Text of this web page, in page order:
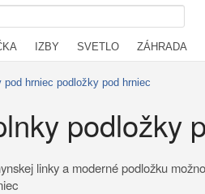
IZBY SVETLO ZÁHRADA
hrniec podložky pod hrniec
podložky
linky a moderné podložku